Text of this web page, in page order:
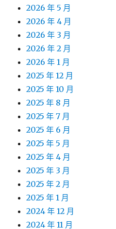
2026 年 5 月
2026 年 4 月
2026 年 3 月
2026 年 2 月
2026 年 1 月
2025 年 12 月
2025 年 10 月
2025 年 8 月
2025 年 7 月
2025 年 6 月
2025 年 5 月
2025 年 4 月
2025 年 3 月
2025 年 2 月
2025 年 1 月
2024 年 12 月
2024 年 11 月